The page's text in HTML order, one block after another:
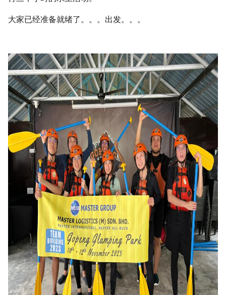
大家已经准备就绪了。。。出发。。。